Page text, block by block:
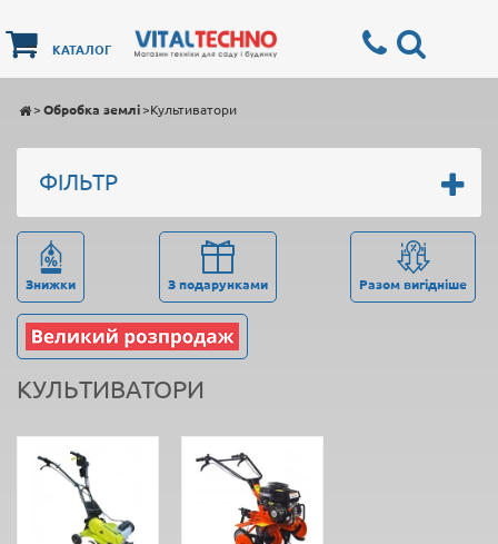
КАТАЛОГ
Обробка землі
> Культиватори
>
ФІЛЬТР
Знижки З подарунками Разом вигідніше
КУЛЬТИВАТОРИ